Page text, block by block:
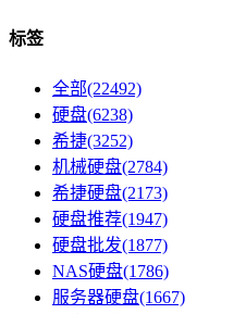
标签
全部(22492)
硬盘(6238)
希捷(3252)
机械硬盘(2784)
希捷硬盘(2173)
硬盘推荐(1947)
硬盘批发(1877)
NAS硬盘(1786)
服务器硬盘(1667)